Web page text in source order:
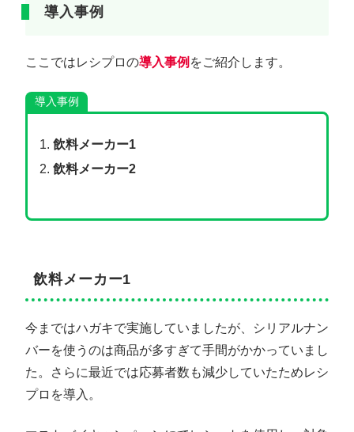
導入事例
ここではレシプロの導入事例 をご紹介します。
導入事例
飲料メーカー1
飲料メーカー2
飲料メーカー1
今まではハガキで実施していましたが、シリアルナン
バーを使うのは商品が多すぎて手間がかかっていまし
た。さらに最近では応募者数も減少していたためレシ
プロを導入。